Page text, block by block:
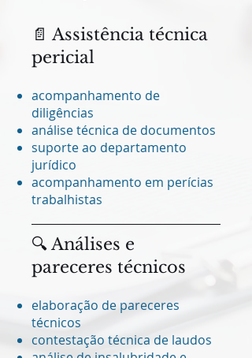
📄 Assistência técnica
pericial
acompanhamento de
diligências
análise técnica de documentos
suporte ao departamento
jurídico
acompanhamento em perícias
trabalhistas
🔍 Análises e
pareceres técnicos
elaboração de pareceres
técnicos
contestação técnica de laudos